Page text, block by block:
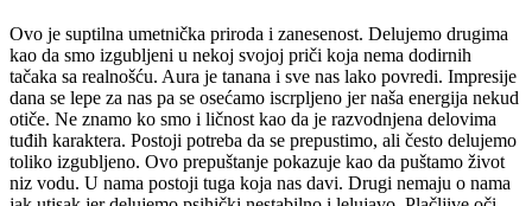
Ovo je suptilna umetnička priroda i zanesenost. Delujemo drugima
kao da smo izgubljeni u nekoj svojoj priči koja nema dodirnih
tačaka sa realnošću. Aura je tanana i sve nas lako povredi. Impresije
dana se lepe za nas pa se osećamo iscrpljeno jer naša energija nekud
otiče. Ne znamo ko smo i ličnost kao da je razvodnjena delovima
tuđih karaktera. Postoji potreba da se prepustimo, ali često delujemo
toliko izgubljeno. Ovo prepuštanje pokazuje kao da puštamo život
niz vodu. U nama postoji tuga koja nas davi. Drugi nemaju o nama